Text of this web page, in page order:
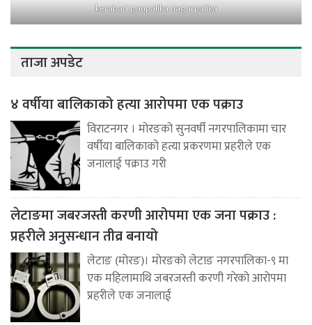
kerabari gaupalika nagarpalika
ताजा अपडेट
४ वर्षीया बालिकाको हत्या आरोपमा एक पक्राउ
विराटनगर । मोरङको सुनवर्षी नगरपालिकामा चार
वर्षीया बालिकाको हत्या प्रकरणमा प्रहरीले एक
जनालाई पक्राउ गरी
लेटाङमा जबरजस्ती करणी आरोपमा एक जना पक्राउ :
प्रहरीले अनुसन्धान तीव्र बनायो
लेटाङ (मोरङ)। मोरङको लेटाङ नगरपालिका-९ मा
एक महिलामाथि जबरजस्ती करणी गरेको आरोपमा
प्रहरीले एक जनालाई